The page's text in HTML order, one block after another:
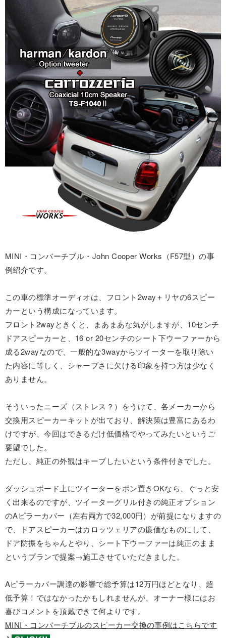
MINI・コンバーチブル・John Cooper Works（F57型）の事
例紹介です。
この車の標準オーディオは、フロント2way＋リヤの6スピー
カーという構成になっています。
フロント2wayときくと、まあまあな気がしますが、10センチ
ドアスピーカーと、16 or 20センチのシート下ウーファーから
成る2wayなので、一般的な3wayからツイーターを取り除い
た内容に等しく、シャープさに欠ける印象を持つ方は少なく
ありません。
そういったニーズ（ストレス？）をうけて、各メーカーから
交換用スピーカーキットが出ており、解決策は豊富にあるわ
けですが、今回はできるだけ低価格でやってみたいというご
要望でした。
ただし、純正の外観はキープしたいという条件付きでした。
ダッシュボード上にツイーターをポン置きOKなら、ぐっと安
く出来るのですが、ツイーターグリル付きの純正オプション
のAピラーカバー（左右両方で32,000円）が前提になりますの
で、ドアスピーカーはカロッツェリアの廉価なものにして、
ドア防振をちゃんとやり、シート下ウーファーは純正のまま
というプランで提案→施工させていただきました。
Aピラーカバー調達の影響で総予算は12万円ほどとなり、超
低予算！ではなかったかもしれませんが、オーナー様にはお
喜びコメントを頂戴できて何よりです。
MINI・コンバーチブルのスピーカー交換の事例はこちらです